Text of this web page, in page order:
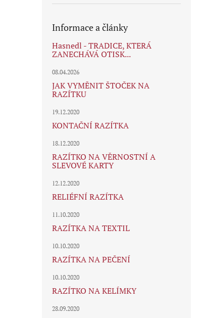
Informace a články
Hasnedl - TRADICE, KTERÁ
ZANECHÁVÁ OTISK...
08.04.2026
JAK VYMĚNIT ŠTOČEK NA
RAZÍTKU
19.12.2020
KONTAČNÍ RAZÍTKA
18.12.2020
RAZÍTKO NA VĚRNOSTNÍ A
SLEVOVÉ KARTY
12.12.2020
RELIÉFNÍ RAZÍTKA
11.10.2020
RAZÍTKA NA TEXTIL
10.10.2020
RAZÍTKA NA PEČENÍ
10.10.2020
RAZÍTKO NA KELÍMKY
28.09.2020